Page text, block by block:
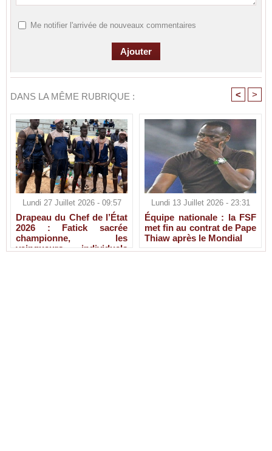
Me notifier l'arrivée de nouveaux commentaires
DANS LA MÊME RUBRIQUE : < >
Lundi 27 Juillet 2026 - 09:57
Drapeau du Chef de l’État
2026 : Fatick sacrée
championne, les
vainqueurs individuels
Lundi 13 Juillet 2026 - 23:31
Équipe nationale : la FSF
met fin au contrat de Pape
Thiaw après le Mondial